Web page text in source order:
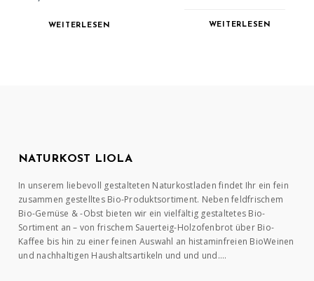
WEITERLESEN WEITERLESEN
NATURKOST LIOLA
In unserem liebevoll gestalteten Naturkostladen findet Ihr ein fein
zusammen gestelltes Bio-Produktsortiment. Neben feldfrischem
Bio-Gemüse & -Obst bieten wir ein vielfältig gestaltetes Bio-
Sortiment an – von frischem Sauerteig-Holzofenbrot über Bio-
Kaffee bis hin zu einer feinen Auswahl an histaminfreien BioWeinen
und nachhaltigen Haushaltsartikeln und und und….